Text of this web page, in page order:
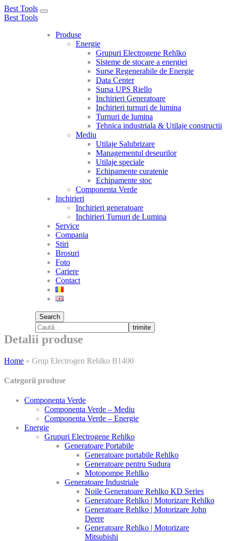
Best Tools
Toggle
Best Tools
Produse
Energie
Grupuri Electrogene Rehlko
Sisteme de stocare a energiei
Surse Regenerabile de Energie
Data Center
Sursa UPS Riello
Inchirieri Generatoare
Inchirieri turnuri de lumina
Turnuri de lumina
Tehnica industriala & Utilaje constructii
Mediu
Utilaje Salubrizare
Managementul deseurilor
Utilaje speciale
Echipamente curatenie
Echipamente stoc
Componenta Verde
Inchirieri
Inchirieri generatoare
Inchirieri Turnuri de Lumina
Service
Compania
Stiri
Brosuri
Foto
Cariere
Contact
Search
trimite
Detalii produse
Home » Grup Electrogen Rehlko B1400
Categorii produse
Componenta Verde
Componenta Verde – Mediu
Componenta Verde – Energie
Energie
Grupuri Electrogene Rehlko
Generatoare Portabile
Generatoare portabile Rehlko
Generatoare pentru Sudura
Motopompe Rehlko
Generatoare Industriale
Noile Generatoare Rehlko KD Series
Generatoare Rehlko | Motorizare Rehlko
Generatoare Rehlko | Motorizare John
Deere
Generatoare Rehlko | Motorizare
Mitsubishi